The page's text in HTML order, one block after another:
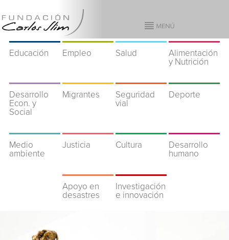
Educación Empleo Salud
Alimentación
y Nutrición
Desarrollo
Econ. y
Social
Migrantes
Seguridad
vial
Deporte
Medio
ambiente
Justicia Cultura
Desarrollo
humano
Apoyo en
desastres
Investigación
e innovación